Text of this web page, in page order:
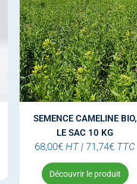
SEMENCE CAMELINE BIO,
LE SAC 10 KG
68,00€ HT | 71,74€ TTC
Découvrir le produit